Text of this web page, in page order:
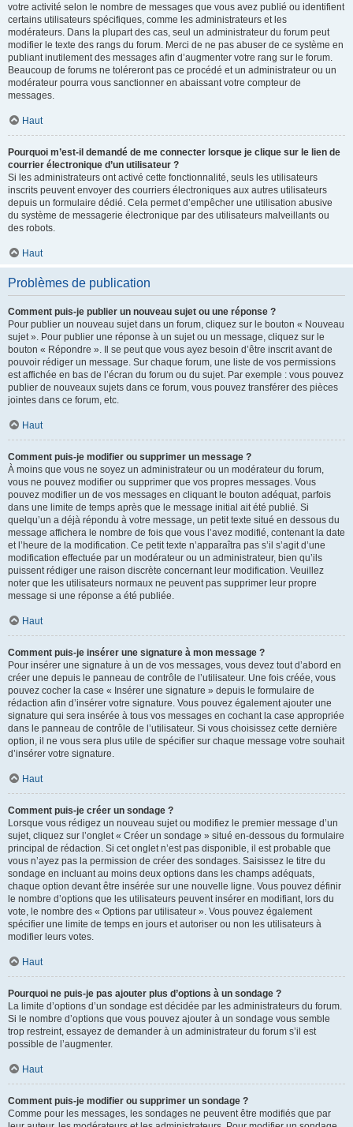
votre activité selon le nombre de messages que vous avez publié ou identifient
certains utilisateurs spécifiques, comme les administrateurs et les
modérateurs. Dans la plupart des cas, seul un administrateur du forum peut
modifier le texte des rangs du forum. Merci de ne pas abuser de ce système en
publiant inutilement des messages afin d’augmenter votre rang sur le forum.
Beaucoup de forums ne toléreront pas ce procédé et un administrateur ou un
modérateur pourra vous sanctionner en abaissant votre compteur de
messages.
Haut
Pourquoi m’est-il demandé de me connecter lorsque je clique sur le lien de
courrier électronique d’un utilisateur ?
Si les administrateurs ont activé cette fonctionnalité, seuls les utilisateurs
inscrits peuvent envoyer des courriers électroniques aux autres utilisateurs
depuis un formulaire dédié. Cela permet d’empêcher une utilisation abusive
du système de messagerie électronique par des utilisateurs malveillants ou
des robots.
Haut
Problèmes de publication
Comment puis-je publier un nouveau sujet ou une réponse ?
Pour publier un nouveau sujet dans un forum, cliquez sur le bouton « Nouveau
sujet ». Pour publier une réponse à un sujet ou un message, cliquez sur le
bouton « Répondre ». Il se peut que vous ayez besoin d’être inscrit avant de
pouvoir rédiger un message. Sur chaque forum, une liste de vos permissions
est affichée en bas de l’écran du forum ou du sujet. Par exemple : vous pouvez
publier de nouveaux sujets dans ce forum, vous pouvez transférer des pièces
jointes dans ce forum, etc.
Haut
Comment puis-je modifier ou supprimer un message ?
À moins que vous ne soyez un administrateur ou un modérateur du forum,
vous ne pouvez modifier ou supprimer que vos propres messages. Vous
pouvez modifier un de vos messages en cliquant le bouton adéquat, parfois
dans une limite de temps après que le message initial ait été publié. Si
quelqu’un a déjà répondu à votre message, un petit texte situé en dessous du
message affichera le nombre de fois que vous l’avez modifié, contenant la date
et l’heure de la modification. Ce petit texte n’apparaîtra pas s’il s’agit d’une
modification effectuée par un modérateur ou un administrateur, bien qu’ils
puissent rédiger une raison discrète concernant leur modification. Veuillez
noter que les utilisateurs normaux ne peuvent pas supprimer leur propre
message si une réponse a été publiée.
Haut
Comment puis-je insérer une signature à mon message ?
Pour insérer une signature à un de vos messages, vous devez tout d’abord en
créer une depuis le panneau de contrôle de l’utilisateur. Une fois créée, vous
pouvez cocher la case « Insérer une signature » depuis le formulaire de
rédaction afin d’insérer votre signature. Vous pouvez également ajouter une
signature qui sera insérée à tous vos messages en cochant la case appropriée
dans le panneau de contrôle de l’utilisateur. Si vous choisissez cette dernière
option, il ne vous sera plus utile de spécifier sur chaque message votre souhait
d’insérer votre signature.
Haut
Comment puis-je créer un sondage ?
Lorsque vous rédigez un nouveau sujet ou modifiez le premier message d’un
sujet, cliquez sur l’onglet « Créer un sondage » situé en-dessous du formulaire
principal de rédaction. Si cet onglet n’est pas disponible, il est probable que
vous n’ayez pas la permission de créer des sondages. Saisissez le titre du
sondage en incluant au moins deux options dans les champs adéquats,
chaque option devant être insérée sur une nouvelle ligne. Vous pouvez définir
le nombre d’options que les utilisateurs peuvent insérer en modifiant, lors du
vote, le nombre des « Options par utilisateur ». Vous pouvez également
spécifier une limite de temps en jours et autoriser ou non les utilisateurs à
modifier leurs votes.
Haut
Pourquoi ne puis-je pas ajouter plus d’options à un sondage ?
La limite d’options d’un sondage est décidée par les administrateurs du forum.
Si le nombre d’options que vous pouvez ajouter à un sondage vous semble
trop restreint, essayez de demander à un administrateur du forum s’il est
possible de l’augmenter.
Haut
Comment puis-je modifier ou supprimer un sondage ?
Comme pour les messages, les sondages ne peuvent être modifiés que par